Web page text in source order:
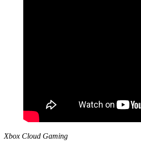
Xbox Cloud Gaming